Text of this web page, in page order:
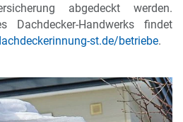
abgedeckt werden.
Dachdecker-Handwerks findet
st.de/betriebe.